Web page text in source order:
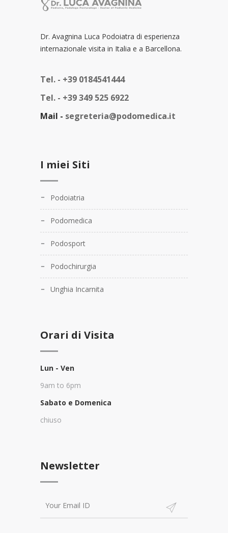
Dr. Avagnina Luca Podoiatra di esperienza
internazionale visita in Italia e a Barcellona.
Tel. - +39 0184541444
Tel. - +39 349 525 6922
Mail - segreteria@podomedica.it
I miei Siti
Podoiatria
Podomedica
Podosport
Podochirurgia
Unghia Incarnita
Orari di Visita
Lun - Ven
9am to 6pm
Sabato e Domenica
chiuso
Newsletter